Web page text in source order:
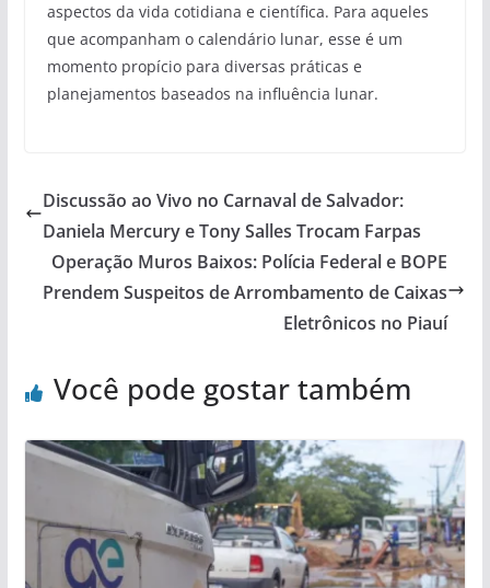
aspectos da vida cotidiana e científica. Para aqueles
que acompanham o calendário lunar, esse é um
momento propício para diversas práticas e
planejamentos baseados na influência lunar.
Discussão ao Vivo no Carnaval de Salvador:
Daniela Mercury e Tony Salles Trocam Farpas
Operação Muros Baixos: Polícia Federal e BOPE
Prendem Suspeitos de Arrombamento de Caixas
Eletrônicos no Piauí
Você pode gostar também